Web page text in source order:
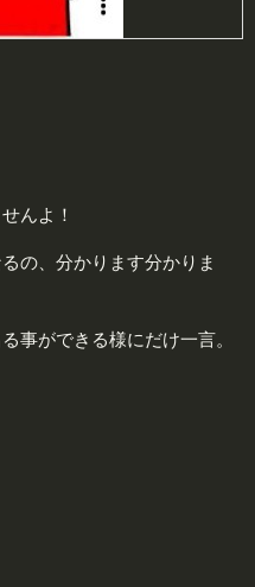
んよ！
の、分かります分かりま
事ができる様にだけ一言。